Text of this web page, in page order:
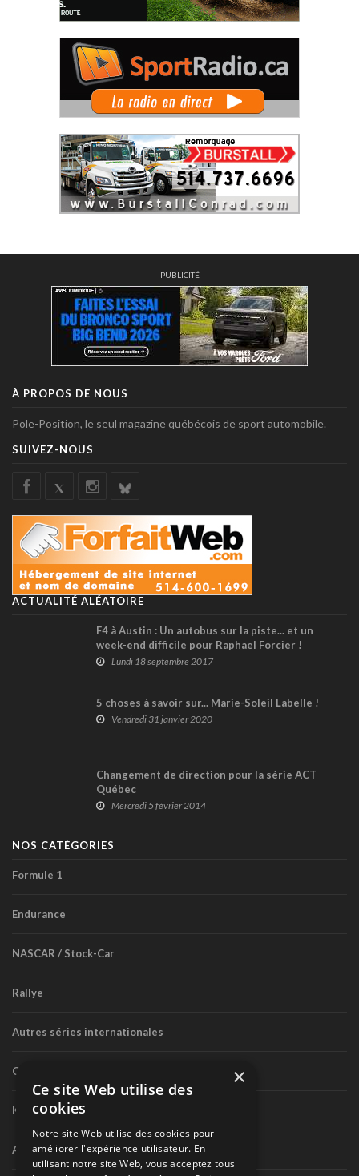
PUBLICITÉ
À PROPOS DE NOUS
Pole-Position, le seul magazine québécois de sport automobile.
SUIVEZ-NOUS
ACTUALITÉ ALÉATOIRE
F4 à Austin : Un autobus sur la piste... et un
week-end difficile pour Raphael Forcier !
Lundi 18 septembre 2017
5 choses à savoir sur... Marie-Soleil Labelle !
Vendredi 31 janvier 2020
Changement de direction pour la série ACT
Québec
Mercredi 5 février 2014
NOS CATÉGORIES
Formule 1
Endurance
NASCAR / Stock-Car
Rallye
Autres séries internationales
Circuit routier canadien
Karting
Autres séries nationales
×
Ce site Web utilise des
cookies
Notre site Web utilise des cookies pour
améliorer l'expérience utilisateur. En
utilisant notre site Web, vous acceptez tous